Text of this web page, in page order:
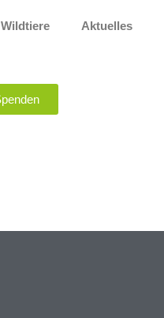
Wildtiere Aktuelles